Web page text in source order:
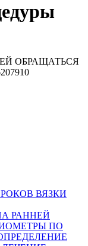
ОБРАЩАТЬСЯ
ВЯЗКИ
РАННЕЙ
ПО